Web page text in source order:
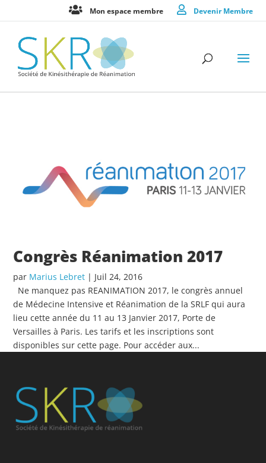
Mon espace membre Devenir Membre
Congrès Réanimation 2017
par Marius Lebret | Juil 24, 2016
Ne manquez pas REANIMATION 2017, le congrès annuel
de Médecine Intensive et Réanimation de la SRLF qui aura
lieu cette année du 11 au 13 Janvier 2017, Porte de
Versailles à Paris. Les tarifs et les inscriptions sont
disponibles sur cette page. Pour accéder aux...